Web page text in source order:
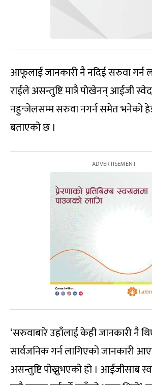
आफूलाई जानकारी नै नदिई सरुवा गर्न
राईले असन्तुष्टि मात्रै पोखेनन् आईजी
नहुन्जेलसम्म सरुवा नगर्न समेत भनेको
बताएको छ ।
‘सरुवाबारे उहाँलाई केही जानकारी नै
सार्वजनिक गर्न लागिएको जानकारी
असन्तुष्टि पोख्नुभएको हो । आईजीसाब